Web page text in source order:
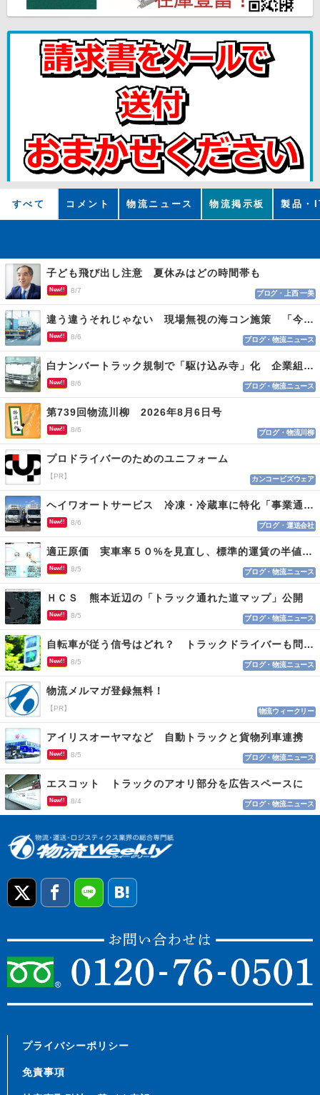
すべて コメント 物流ニュース 物流掲示板 製品・
子ども飛び出し注意 夏休みはどの時間帯も
New!! 8/7 ブログ・上西 一美
違う違うそれじゃない 現場無視の海コン施策 「今でも平均２～３時間は待つ」
New!! 8/6 ブログ・物流ニュース
白ナンバートラック規制で「駆け込み寺」化 企業組合が入会基準を見直しへ
New!! 8/6 ブログ・物流ニュース
第739回物流川柳 2026年8月6日号
New!! 8/6 ブログ・物流川柳
プロドライバーのためのユニフォーム
【PR】 カンコービズウェア
ヘイワオートサービス 冷凍・冷蔵車に特化「事業通じ貢献目指す」
New!! 8/6 ブログ・運送会社
適正原価 実車率５０%を見直し、標準的運賃の半値の恐れも
New!! 8/5 ブログ・物流ニュース
ＨＣＳ 熊本近辺の「トラック通れた道マップ」公開
New!! 8/5 ブログ・物流ニュース
自転車が従う信号はどれ？ トラックドライバーも問われる認識
New!! 8/5 ブログ・物流ニュース
物流メルマガ登録無料！
【PR】 物流ウィークリー
アイリスオーヤマなど 自動トラックと貨物列車連携
New!! 8/5 ブログ・物流ニュース
エスコット トラックのアオリ部分を広告スペースに
New!! 8/4 ブログ・物流ニュース
プライバシーポリシー
免責事項